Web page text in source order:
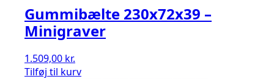
Gummibælte 230x72x39 –
Minigraver
1.509,00 kr.
Tilføj til kurv